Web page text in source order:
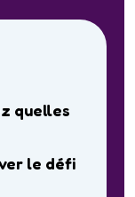
quelles
le défi